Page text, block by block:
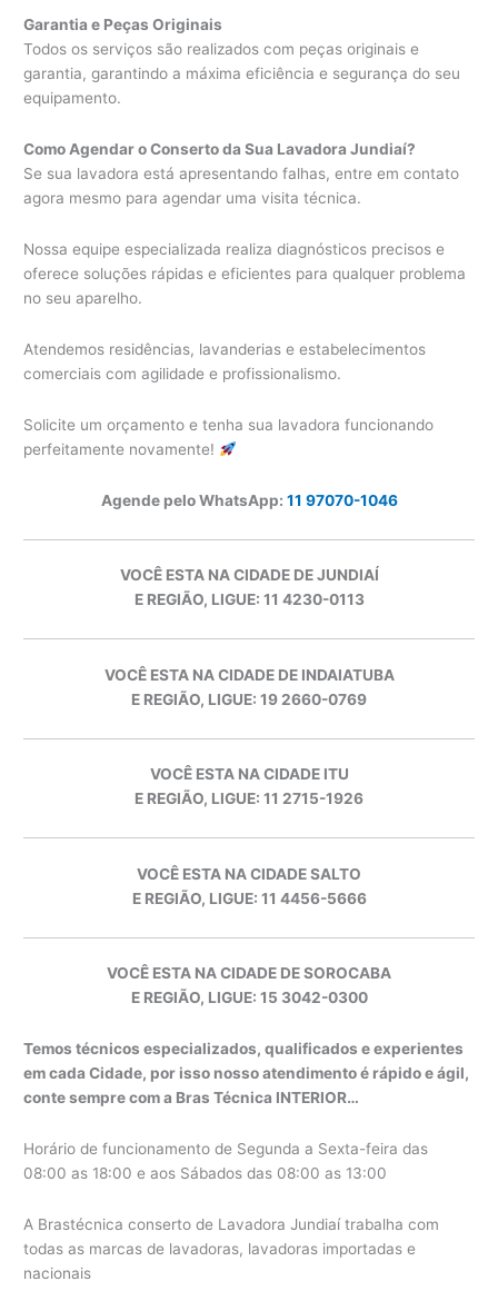
Garantia e Peças Originais
Todos os serviços são realizados com peças originais e
garantia, garantindo a máxima eficiência e segurança do seu
equipamento.
Como Agendar o Conserto da Sua Lavadora Jundiaí?
Se sua lavadora está apresentando falhas, entre em contato
agora mesmo para agendar uma visita técnica.
Nossa equipe especializada realiza diagnósticos precisos e
oferece soluções rápidas e eficientes para qualquer problema
no seu aparelho.
Atendemos residências, lavanderias e estabelecimentos
comerciais com agilidade e profissionalismo.
Solicite um orçamento e tenha sua lavadora funcionando
perfeitamente novamente!
Agende pelo WhatsApp: 11 97070-1046
VOCÊ ESTA NA CIDADE DE JUNDIAÍ
E REGIÃO, LIGUE: 11 4230-0113
VOCÊ ESTA NA CIDADE DE INDAIATUBA
E REGIÃO, LIGUE: 19 2660-0769
VOCÊ ESTA NA CIDADE ITU
E REGIÃO, LIGUE: 11 2715-1926
VOCÊ ESTA NA CIDADE SALTO
E REGIÃO, LIGUE: 11 4456-5666
VOCÊ ESTA NA CIDADE DE SOROCABA
E REGIÃO, LIGUE: 15 3042-0300
Temos técnicos especializados, qualificados e experientes
em cada Cidade, por isso nosso atendimento é rápido e ágil,
conte sempre com a Bras Técnica INTERIOR…
Horário de funcionamento de Segunda a Sexta-feira das
08:00 as 18:00 e aos Sábados das 08:00 as 13:00
A Brastécnica conserto de Lavadora Jundiaí trabalha com
todas as marcas de lavadoras, lavadoras importadas e
nacionais